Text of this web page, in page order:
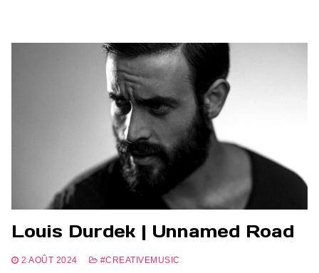
Louis Durdek | Unnamed Road
2 AOÛT 2024 #CREATIVEMUSIC